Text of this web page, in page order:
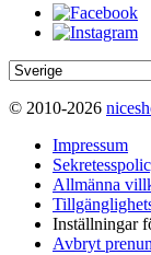
© 2010-2026
Impressum
Allmänna
Inställningar
Avbryt